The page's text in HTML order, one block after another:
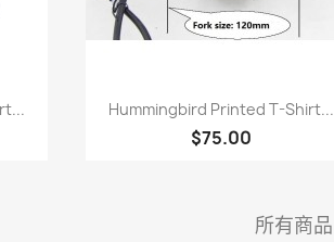
快速查看
Hummingbird Printed T-Shirt...
$75.00
所有商品